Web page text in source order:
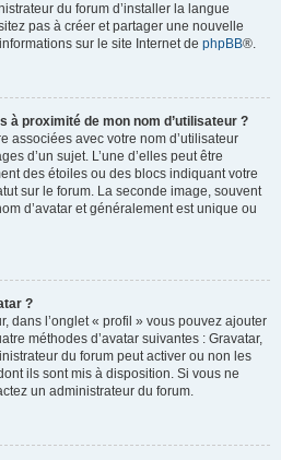
du forum d’installer la langue
pas à créer et partager une nouvelle
sur le site Internet de phpBB®.
à proximité de mon nom d’utilisateur ?
associées avec votre nom d’utilisateur
d’un sujet. L’une d’elles peut être
des étoiles ou des blocs indiquant votre
sur le forum. La seconde image, souvent
d’avatar et généralement est unique ou
?
dans l’onglet « profil » vous pouvez ajouter
méthodes d’avatar suivantes : Gravatar,
du forum peut activer ou non les
ils sont mis à disposition. Si vous ne
un administrateur du forum.